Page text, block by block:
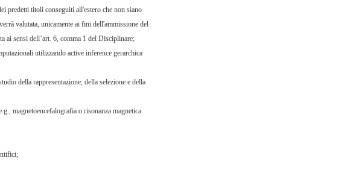
predetti titoli conseguiti all'estero che non siano
valutata, unicamente ai fini dell'ammissione del
ai sensi dell’art. 6, comma 1 del Disciplinare;
utilizzando active inference gerarchica
della rappresentazione, della selezione e della
magnetoencefalografia o risonanza magnetica